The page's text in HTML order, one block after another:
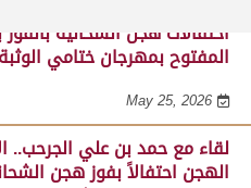
احتفالات هجن الشحانية
المفتوح بمهرجان ختامي الوثبة 2026
May 25, 2026
لقاء مع حمد بن علي الجرحب..
الهجن احتفالاً بفوز هجن